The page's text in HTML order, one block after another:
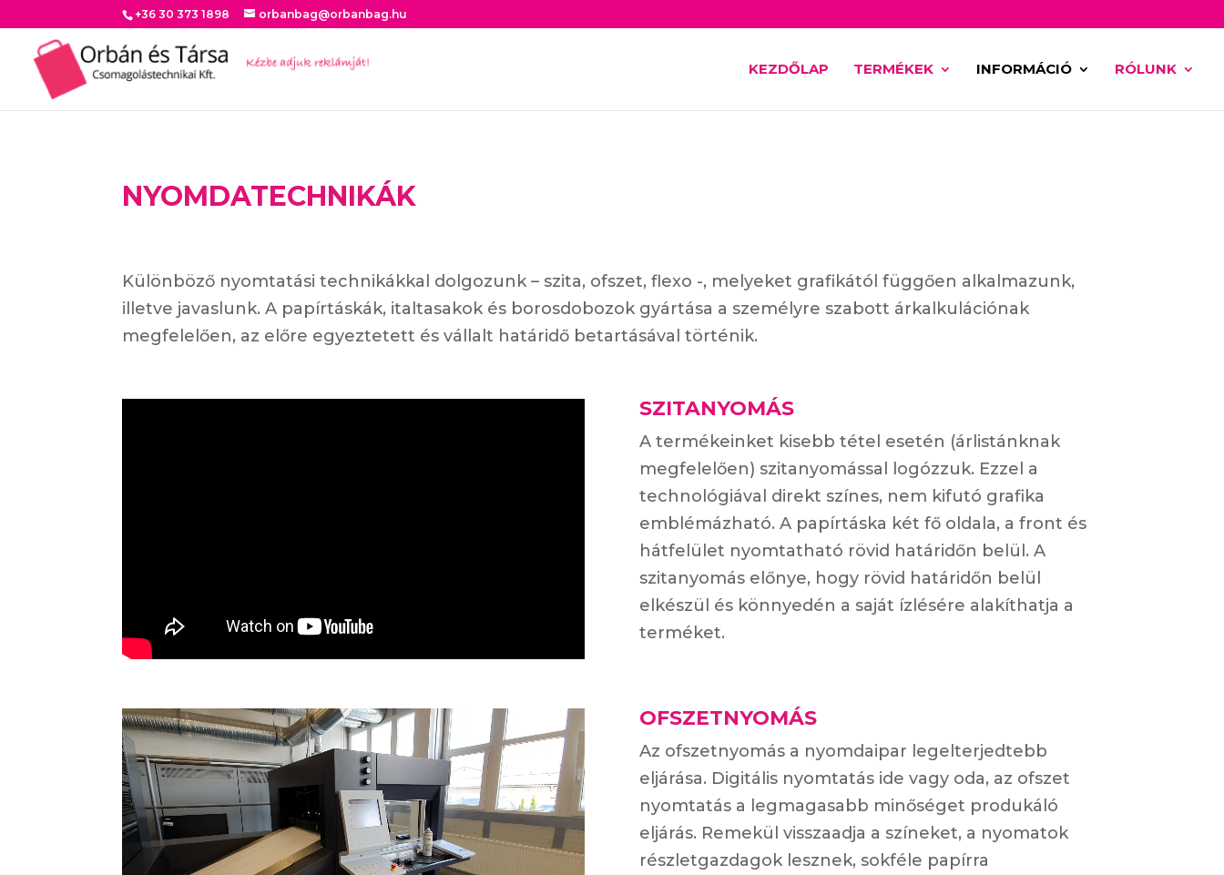
+36 30 373 1898 orbanbag@orbanbag.hu
KEZDŐLAP TERMÉKEK INFORMÁCIÓ RÓLUNK
NYOMDATECHNIKÁK
Különböző nyomtatási technikákkal dolgozunk – szita, ofszet, flexo -, melyeket grafikától függően alkalmazunk,
illetve javaslunk. A papírtáskák, italtasakok és borosdobozok gyártása a személyre szabott árkalkulációnak
megfelelően, az előre egyeztetett és vállalt határidő betartásával történik.
SZITANYOMÁS
A termékeinket kisebb tétel esetén (árlistánknak
megfelelően) szitanyomással logózzuk. Ezzel a
technológiával direkt színes, nem kifutó grafika
emblémázható. A papírtáska két fő oldala, a front és
hátfelület nyomtatható rövid határidőn belül. A
szitanyomás előnye, hogy rövid határidőn belül
elkészül és könnyedén a saját ízlésére alakíthatja a
terméket.
OFSZETNYOMÁS
Az ofszetnyomás a nyomdaipar legelterjedtebb
eljárása. Digitális nyomtatás ide vagy oda, az ofszet
nyomtatás a legmagasabb minőséget produkáló
eljárás. Remekül visszaadja a színeket, a nyomatok
részletgazdagok lesznek, sokféle papírra